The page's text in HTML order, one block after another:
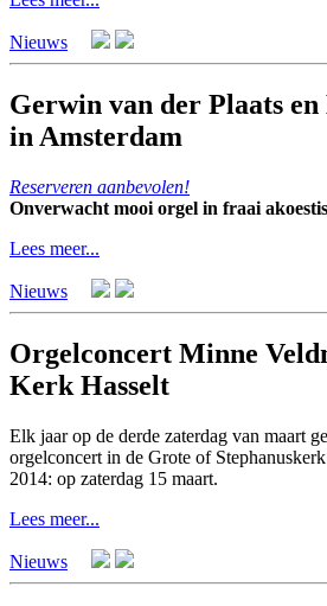
Nieuws
Gerwin van der Plaats
in Amsterdam
Reserveren aanbevolen!
Onverwacht mooi orgel in fraai
Lees meer...
Nieuws
Orgelconcert Minne
Kerk Hasselt
Elk jaar op de derde zaterdag van maart
orgelconcert in de Grote of
2014: op zaterdag 15 maart.
Lees meer...
Nieuws